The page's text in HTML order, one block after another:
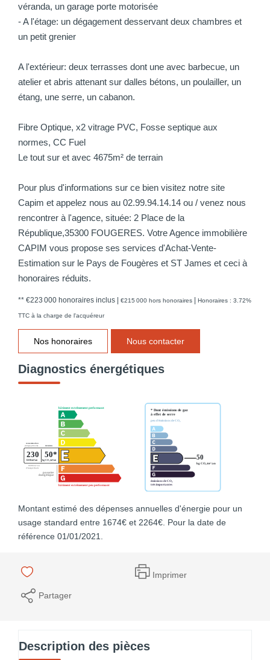
véranda, un garage porte motorisée
- A l'étage: un dégagement desservant deux chambres et
un petit grenier
A l'extérieur: deux terrasses dont une avec barbecue, un
atelier et abris attenant sur dalles bétons, un poulailler, un
étang, une serre, un cabanon.
Fibre Optique, x2 vitrage PVC, Fosse septique aux
normes, CC Fuel
Le tout sur et avec 4675m² de terrain
Pour plus d'informations sur ce bien visitez notre site
Capim et appelez nous au 02.99.94.14.14 ou / venez nous
rencontrer à l'agence, située: 2 Place de la
République,35300 FOUGERES. Votre Agence immobilière
CAPIM vous propose ses services d'Achat-Vente-
Estimation sur le Pays de Fougères et ST James et ceci à
honoraires réduits.
** €223 000 honoraires inclus | €215 000 hors honoraires | Honoraires : 3.72%
TTC à la charge de l'acquéreur
Nos honoraires Nous contacter
Diagnostics énergétiques
Montant estimé des dépenses annuelles d'énergie pour un
usage standard entre 1674€ et 2264€. Pour la date de
référence 01/01/2021.
Imprimer
Partager
Description des pièces